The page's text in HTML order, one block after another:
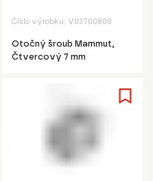
Číslo výrobku: V03700800
Otočný šroub Mammut,
Čtvercový 7 mm